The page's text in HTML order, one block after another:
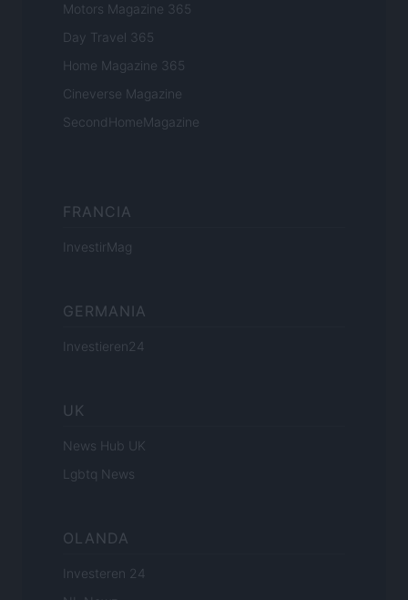
Motors Magazine 365
Day Travel 365
Home Magazine 365
Cineverse Magazine
SecondHomeMagazine
FRANCIA
InvestirMag
GERMANIA
Investieren24
UK
News Hub UK
Lgbtq News
OLANDA
Investeren 24